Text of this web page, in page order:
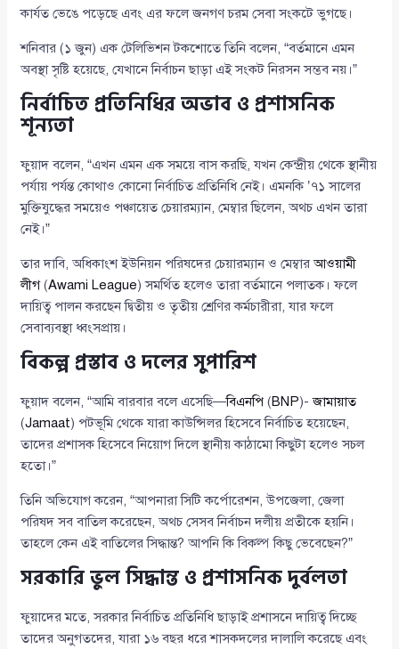
কার্যত ভেঙে পড়েছে এবং এর ফলে জনগণ চরম সেবা সংকটে ভুগছে।
শনিবার (১ জুন) এক টেলিভিশন টকশোতে তিনি বলেন, “বর্তমানে এমন
অবস্থা সৃষ্টি হয়েছে, যেখানে নির্বাচন ছাড়া এই সংকট নিরসন সম্ভব নয়।”
নির্বাচিত প্রতিনিধির অভাব ও প্রশাসনিক
শূন্যতা
ফুয়াদ বলেন, “এখন এমন এক সময়ে বাস করছি, যখন কেন্দ্রীয় থেকে স্থানীয়
পর্যায় পর্যন্ত কোথাও কোনো নির্বাচিত প্রতিনিধি নেই। এমনকি ’৭১ সালের
মুক্তিযুদ্ধের সময়েও পঞ্চায়েত চেয়ারম্যান, মেম্বার ছিলেন, অথচ এখন তারা
নেই।”
তার দাবি, অধিকাংশ ইউনিয়ন পরিষদের চেয়ারম্যান ও মেম্বারআওয়ামী
লীগ(Awami League) সমর্থিত হলেও তারা বর্তমানে পলাতক। ফলে
দায়িত্ব পালন করছেন দ্বিতীয় ও তৃতীয় শ্রেণির কর্মচারীরা, যার ফলে
সেবাব্যবস্থা ধ্বংসপ্রায়।
বিকল্প প্রস্তাব ও দলের সুপারিশ
ফুয়াদ বলেন, “আমি বারবার বলে এসেছি—বিএনপি (BNP)-জামায়াত
(Jamaat) পটভূমি থেকে যারা কাউন্সিলর হিসেবে নির্বাচিত হয়েছেন,
তাদের প্রশাসক হিসেবে নিয়োগ দিলে স্থানীয় কাঠামো কিছুটা হলেও সচল
হতো।”
তিনি অভিযোগ করেন, “আপনারা সিটি কর্পোরেশন, উপজেলা, জেলা
পরিষদ সব বাতিল করেছেন, অথচ সেসব নির্বাচন দলীয় প্রতীকে হয়নি।
তাহলে কেন এই বাতিলের সিদ্ধান্ত? আপনি কি বিকল্প কিছু ভেবেছেন?”
সরকারি ভুল সিদ্ধান্ত ও প্রশাসনিক দুর্বলতা
ফুয়াদের মতে, সরকার নির্বাচিত প্রতিনিধি ছাড়াই প্রশাসনে দায়িত্ব দিচ্ছে
তাদের অনুগতদের, যারা ১৬ বছর ধরে শাসকদলের দালালি করেছে এবং